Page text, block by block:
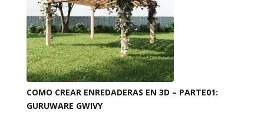
COMO CREAR ENREDADERAS EN 3D – PARTE01:
GURUWARE GWIVY